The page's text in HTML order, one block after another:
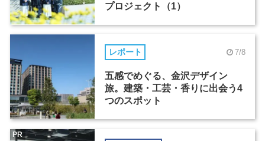
プロジェクト（1）
レポート 7/8
五感でめぐる、金沢デザイン
旅。建築・工芸・香りに出会う4
つのスポット
PR